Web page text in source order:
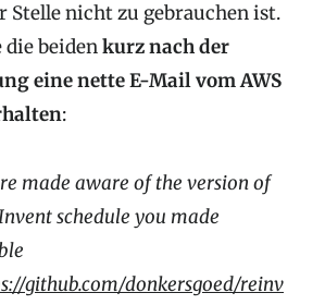
Stelle nicht zu gebrauchen ist.
die beidenkurz nach der
eine nette E-Mail vom AWS
:
made aware of the version of
schedule you made
github.com/donkersgoed/reinv